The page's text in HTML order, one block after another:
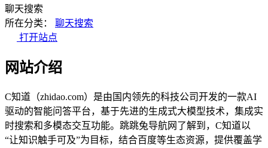
聊天搜索
所在分类：
聊天搜索
打开站点
网站介绍
C知道（zhidao.com）是由国内领先的科技公司开发的一款AI
驱动的智能问答平台，基于先进的生成式大模型技术，集成实
时搜索和多模态交互功能。跳跳兔导航网了解到，C知道以
“让知识触手可及”为目标，结合百度等生态资源，提供覆盖学